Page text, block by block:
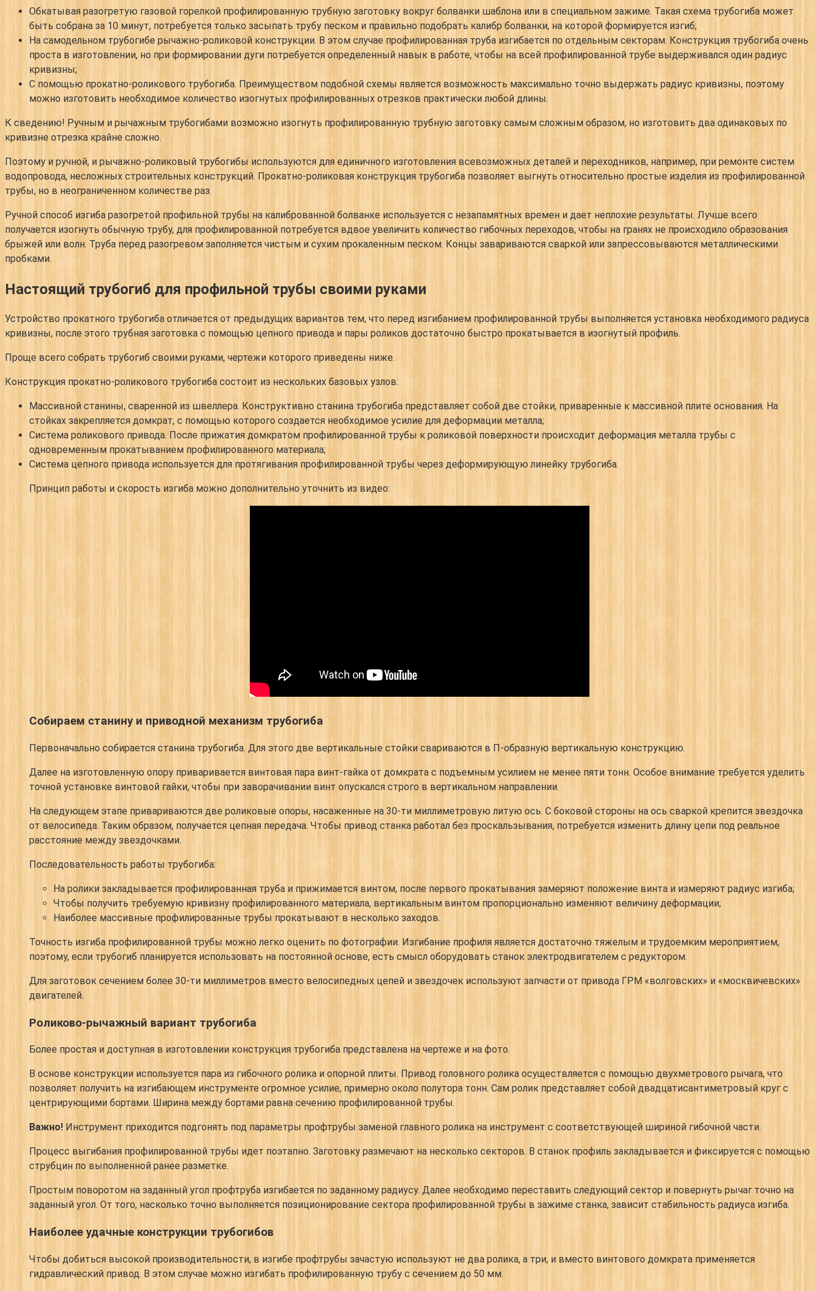
Обкатывая разогретую газовой горелкой профилированную трубную заготовку вокруг болванки шаблона или в специальном зажиме. Такая схема трубогиба может
быть собрана за 10 минут, потребуется только засыпать трубу песком и правильно подобрать калибр болванки, на которой формируется изгиб;
На самодельном трубогибе рычажно-роликовой конструкции. В этом случае профилированная труба изгибается по отдельным секторам. Конструкция трубогиба очень
проста в изготовлении, но при формировании дуги потребуется определенный навык в работе, чтобы на всей профилированной трубе выдерживался один радиус
кривизны;
С помощью прокатно-роликового трубогиба. Преимуществом подобной схемы является возможность максимально точно выдержать радиус кривизны, поэтому
можно изготовить необходимое количество изогнутых профилированных отрезков практически любой длины.
К сведению! Ручным и рычажным трубогибами возможно изогнуть профилированную трубную заготовку самым сложным образом, но изготовить два одинаковых по
кривизне отрезка крайне сложно.
Поэтому и ручной, и рычажно-роликовый трубогибы используются для единичного изготовления всевозможных деталей и переходников, например, при ремонте систем
водопровода, несложных строительных конструкций. Прокатно-роликовая конструкция трубогиба позволяет выгнуть относительно простые изделия из профилированной
трубы, но в неограниченном количестве раз.
Ручной способ изгиба разогретой профильной трубы на калиброванной болванке используется с незапамятных времен и дает неплохие результаты. Лучше всего
получается изогнуть обычную трубу, для профилированной потребуется вдвое увеличить количество гибочных переходов, чтобы на гранях не происходило образования
брыжей или волн. Труба перед разогревом заполняется чистым и сухим прокаленным песком. Концы завариваются сваркой или запрессовываются металлическими
пробками.
Настоящий трубогиб для профильной трубы своими руками
Устройство прокатного трубогиба отличается от предыдущих вариантов тем, что перед изгибанием профилированной трубы выполняется установка необходимого радиуса
кривизны, после этого трубная заготовка с помощью цепного привода и пары роликов достаточно быстро прокатывается в изогнутый профиль.
Проще всего собрать трубогиб своими руками, чертежи которого приведены ниже.
Конструкция прокатно-роликового трубогиба состоит из нескольких базовых узлов:
Массивной станины, сваренной из швеллера. Конструктивно станина трубогиба представляет собой две стойки, приваренные к массивной плите основания. На
стойках закрепляется домкрат, с помощью которого создается необходимое усилие для деформации металла;
Система роликового привода. После прижатия домкратом профилированной трубы к роликовой поверхности происходит деформация металла трубы с
одновременным прокатыванием профилированного материала;
Система цепного привода используется для протягивания профилированной трубы через деформирующую линейку трубогиба.
Принцип работы и скорость изгиба можно дополнительно уточнить из видео:
Собираем станину и приводной механизм трубогиба
Первоначально собирается станина трубогиба. Для этого две вертикальные стойки свариваются в П-образную вертикальную конструкцию.
Далее на изготовленную опору приваривается винтовая пара винт-гайка от домкрата с подъемным усилием не менее пяти тонн. Особое внимание требуется уделить
точной установке винтовой гайки, чтобы при заворачивании винт опускался строго в вертикальном направлении.
На следующем этапе привариваются две роликовые опоры, насаженные на 30-ти миллиметровую литую ось. С боковой стороны на ось сваркой крепится звездочка
от велосипеда. Таким образом, получается цепная передача. Чтобы привод станка работал без проскальзывания, потребуется изменить длину цепи под реальное
расстояние между звездочками.
Последовательность работы трубогиба:
На ролики закладывается профилированная труба и прижимается винтом, после первого прокатывания замеряют положение винта и измеряют радиус изгиба;
Чтобы получить требуемую кривизну профилированного материала, вертикальным винтом пропорционально изменяют величину деформации;
Наиболее массивные профилированные трубы прокатывают в несколько заходов.
Точность изгиба профилированной трубы можно легко оценить по фотографии. Изгибание профиля является достаточно тяжелым и трудоемким мероприятием,
поэтому, если трубогиб планируется использовать на постоянной основе, есть смысл оборудовать станок электродвигателем с редуктором.
Для заготовок сечением более 30-ти миллиметров вместо велосипедных цепей и звездочек используют запчасти от привода ГРМ «волговских» и «москвичевских»
двигателей.
Роликово-рычажный вариант трубогиба
Более простая и доступная в изготовлении конструкция трубогиба представлена на чертеже и на фото.
В основе конструкции используется пара из гибочного ролика и опорной плиты. Привод головного ролика осуществляется с помощью двухметрового рычага, что
позволяет получить на изгибающем инструменте огромное усилие, примерно около полутора тонн. Сам ролик представляет собой двадцатисантиметровый круг с
центрирующими бортами. Ширина между бортами равна сечению профилированной трубы.
Важно! Инструмент приходится подгонять под параметры профтрубы заменой главного ролика на инструмент с соответствующей шириной гибочной части.
Процесс выгибания профилированной трубы идет поэтапно. Заготовку размечают на несколько секторов. В станок профиль закладывается и фиксируется с помощью
струбцин по выполненной ранее разметке.
Простым поворотом на заданный угол профтруба изгибается по заданному радиусу. Далее необходимо переставить следующий сектор и повернуть рычаг точно на
заданный угол. От того, насколько точно выполняется позиционирование сектора профилированной трубы в зажиме станка, зависит стабильность радиуса изгиба.
Наиболее удачные конструкции трубогибов
Чтобы добиться высокой производительности, в изгибе профтрубы зачастую используют не два ролика, а три, и вместо винтового домкрата применяется
гидравлический привод. В этом случае можно изгибать профилированную трубу с сечением до 50 мм.